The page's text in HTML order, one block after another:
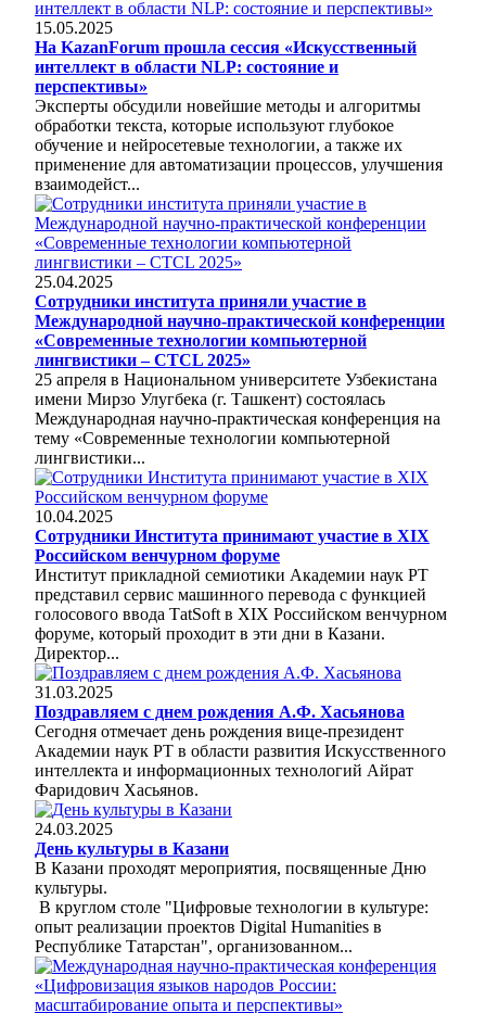
15.05.2025
На KazanForum прошла сессия «Искусственный
интеллект в области NLP: состояние и
перспективы»
Эксперты обсудили новейшие методы и алгоритмы
обработки текста, которые используют глубокое
обучение и нейросетевые технологии, а также их
применение для автоматизации процессов, улучшения
взаимодейст...
25.04.2025
Сотрудники института приняли участие в
Международной научно-практической конференции
«Современные технологии компьютерной
лингвистики – CTCL 2025»
25 апреля в Национальном университете Узбекистана
имени Мирзо Улугбека (г. Ташкент) состоялась
Международная научно-практическая конференция на
тему «Современные технологии компьютерной
лингвистики...
10.04.2025
Сотрудники Института принимают участие в XIX
Российском венчурном форуме
Институт прикладной семиотики Академии наук РТ
представил сервис машинного перевода с функцией
голосового ввода ТatSoft в XIX Российском венчурном
форуме, который проходит в эти дни в Казани.
Директор...
31.03.2025
Поздравляем с днем рождения А.Ф. Хасьянова
Сегодня отмечает день рождения вице-президент
Академии наук РТ в области развития Искусственного
интеллекта и информационных технологий Айрат
Фаридович Хасьянов.
24.03.2025
День культуры в Казани
В Казани проходят мероприятия, посвященные Дню
культуры.
В круглом столе "Цифровые технологии в культуре:
опыт реализации проектов Digital Humanities в
Республике Татарстан", организованном...